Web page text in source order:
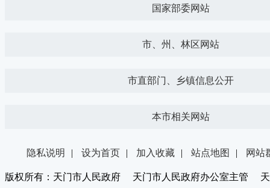
国家部委网站
市、州、林区网站
市直部门、乡镇信息公开
本市相关网站
隐私说明 | 设为首页 | 加入收藏 | 站点地图 | 网站
版权所有：天门市人民政府 天门市人民政府办公室主管 天